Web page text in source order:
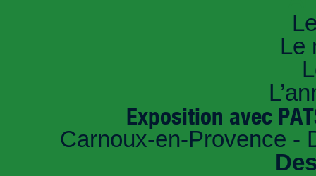
Le
Exposition avec
Carnoux-en-Provence -